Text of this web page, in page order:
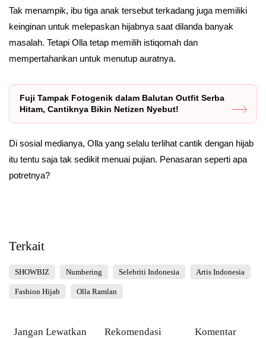
Tak menampik, ibu tiga anak tersebut terkadang juga memiliki
keinginan untuk melepaskan hijabnya saat dilanda banyak
masalah. Tetapi Olla tetap memilih istiqomah dan
mempertahankan untuk menutup auratnya.
Fuji Tampak Fotogenik dalam Balutan Outfit Serba
Hitam, Cantiknya Bikin Netizen Nyebut!
Di sosial medianya, Olla yang selalu terlihat cantik dengan hijab
itu tentu saja tak sedikit menuai pujian. Penasaran seperti apa
potretnya?
Terkait
SHOWBIZ Numbering Selebriti Indonesia Artis Indonesia
Fashion Hijab Olla Ramlan
Jangan Lewatkan Rekomendasi Komentar